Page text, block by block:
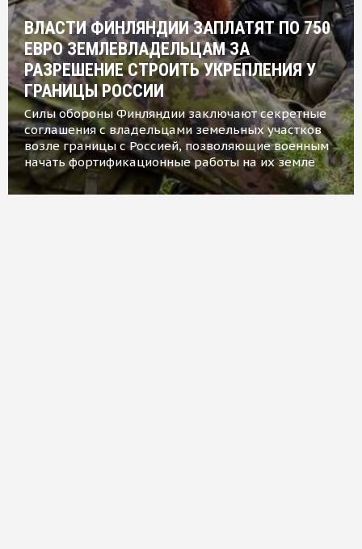
ВЛАСТИ ФИНЛЯНДИИ ЗАПЛАТЯТ ПО 750
ЕВРО ЗЕМЛЕВЛАДЕЛЬЦАМ ЗА
РАЗРЕШЕНИЕ СТРОИТЬ УКРЕПЛЕНИЯ У
ГРАНИЦЫ РОССИИ
Силы обороны Финляндии заключают секретные
соглашения с владельцами земельных участков
возле границы с Россией, позволяющие военным
начать фортификационные работы на их земле